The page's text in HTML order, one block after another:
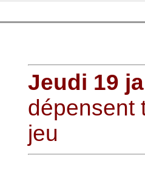
Jeudi 19
dépensent
jeu